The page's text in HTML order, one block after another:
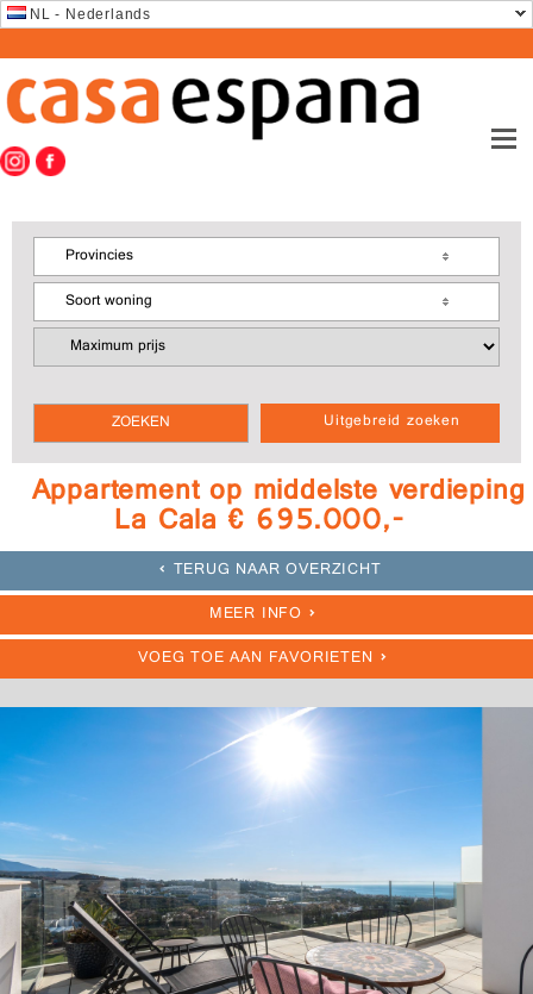
NL - Nederlands
Uitgebreid zoeken
Provincies
Soort woning
Appartement op middelste verdieping
La Cala € 695.000,-
TERUG NAAR OVERZICHT
MEER INFO
VOEG TOE AAN FAVORIETEN